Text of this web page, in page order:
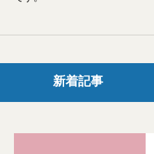
新着記事